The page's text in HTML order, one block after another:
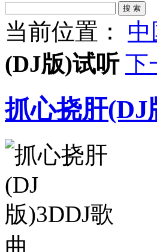
搜 索
当前位置： 中
(DJ版)试听 下
抓心挠肝(DJ